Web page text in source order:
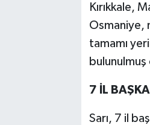
Kırıkkale,
Osmaniye,
tamamı
7 İL
Sarı, 7 il